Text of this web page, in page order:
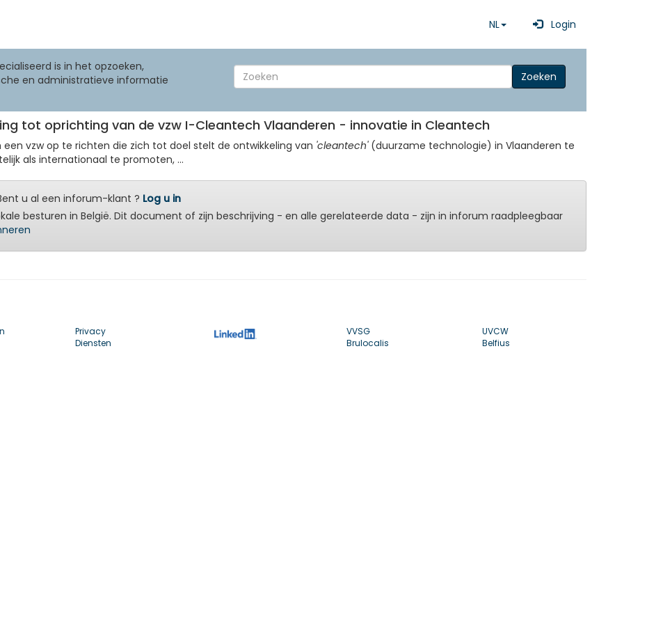
NL Login
is in het opzoeken,
en administratieve informatie
Zoeken
tot oprichting van de vzw I-Cleantech Vlaanderen - innovatie in Cleantech
vzw op te richten die zich tot doel stelt de ontwikkeling van 'cleantech'(duurzame technologie) in Vlaanderen te
als internationaal te promoten, ...
u al een inforum-klant ? Log u in
besturen in België. Dit document of zijn beschrijving - en alle gerelateerde data - zijn in inforum raadpleegbaar
Privacy
Diensten
VVSG
Brulocalis
UVCW
Belfius